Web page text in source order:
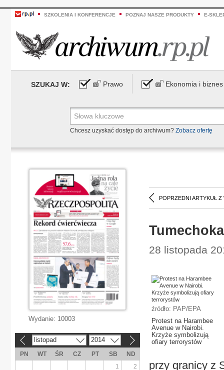
SZKOLENIA I KONFERENCJE POZNAJ NASZE PRODUKTY E-
SZUKAJ W: Prawo Ekonomia i biznes
Chcesz uzyskać dostęp do archiwum? Zobacz ofertę
POPRZEDNI ARTYKUŁ Z
28 listopada
źródło: PAP/EPA
Protest na Harambee
Avenue w Nairobi.
Krzyże symbolizują
ofiary terrorystów
przy granicy z
Wydanie: 10003
listopad 2014
PN WT ŚR CZ PT SB
ND
1
2